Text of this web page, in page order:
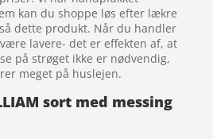
kan du shoppe løs efter lækre
dette produkt. Når du handler
lavere- det er effekten af, at
på strøget ikke er nødvendig,
meget på huslejen.
sort med messing